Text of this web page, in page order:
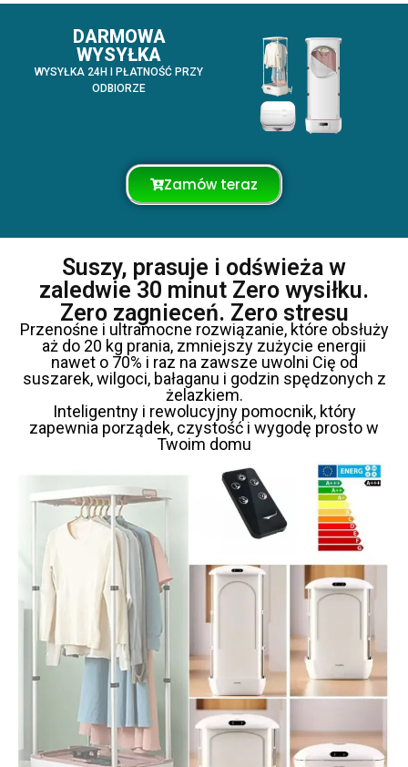
DARMOWA
WYSYŁKA
WYSYŁKA 24H I PŁATNOŚĆ PRZY
ODBIORZE
Zamów teraz
Suszy, prasuje i odświeża w
zaledwie 30 minut Zero wysiłku.
Zero zagnieceń. Zero stresu
Przenośne i ultramocne rozwiązanie, które obsłuży
aż do 20 kg prania, zmniejszy zużycie energii
nawet o 70% i raz na zawsze uwolni Cię od
suszarek, wilgoci, bałaganu i godzin spędzonych z
żelazkiem.
Inteligentny i rewolucyjny pomocnik, który
zapewnia porządek, czystość i wygodę prosto w
Twoim domu